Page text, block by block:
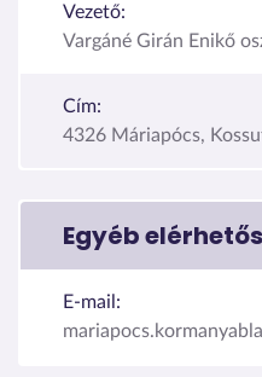
Vezető:
Vargáné Girán Enikő
Cím:
4326 Máriapócs,
Egyéb
E-mail: